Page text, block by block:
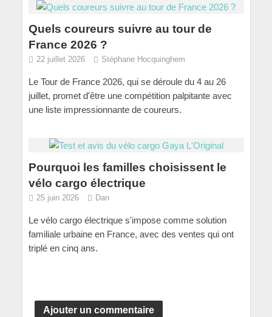
Quels coureurs suivre au tour de
France 2026 ?
22 juillet 2026 Stéphane Hocquinghem
Le Tour de France 2026, qui se déroule du 4 au 26
juillet, promet d'être une compétition palpitante avec
une liste impressionnante de coureurs.
Pourquoi les familles choisissent le
vélo cargo électrique
25 juin 2026 Dan
Le vélo cargo électrique s'impose comme solution
familiale urbaine en France, avec des ventes qui ont
triplé en cinq ans.
Ajouter un commentaire